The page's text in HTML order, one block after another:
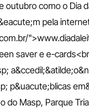
outubro como o Dia
pela
saver e e-
p&uacute;blicas
do Masp, Parque